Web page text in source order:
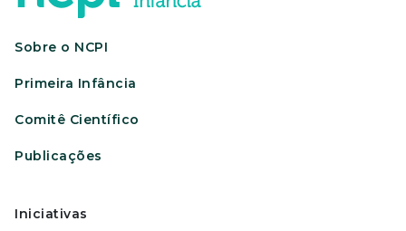
Sobre o NCPI
Primeira Infância
Comitê Científico
Publicações
Iniciativas